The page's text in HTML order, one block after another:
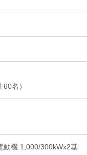
名）
動機 1,000/300kWx2基